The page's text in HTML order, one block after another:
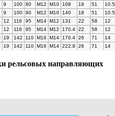
9 100 80 M12 M10 108 18 51
10.5
9 100 80 M12 M10 140 18 51
10.5
12 116 95 M14 M12 131 22 58
12
12 116 95 M14 M12 170.4 22 58
12
19 142 110 M16 M14 170.4 26 71
14
19 142 110 M16 M14 222.8 26 71 14
рельсовых направляющих